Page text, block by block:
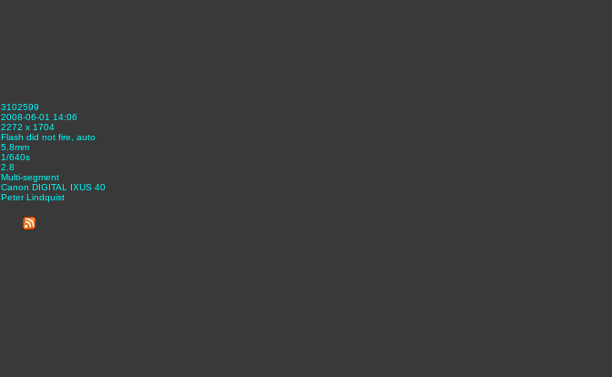
3102599
2008-06-01 14:06
2272 x 1704
Flash did not fire, auto
5.8mm
1/640s
2.8
Multi-segment
Canon DIGITAL IXUS 40
Peter Lindquist